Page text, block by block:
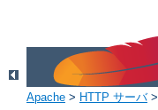
Apache > HTTP サーバ>